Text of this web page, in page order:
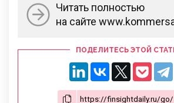
Читать полностью
на сайте
ПОДЕЛИТЕСЬ ЭТОЙ